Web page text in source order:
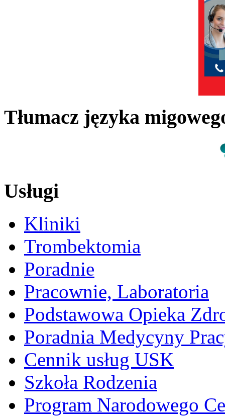
Tłumacz języka
Usługi
Kliniki
Trombektomia
Poradnie
Pracownie, Laboratoria
Podstawowa Opieka
Poradnia Medycyny
Cennik usług USK
Szkoła Rodzenia
Program Narodowego